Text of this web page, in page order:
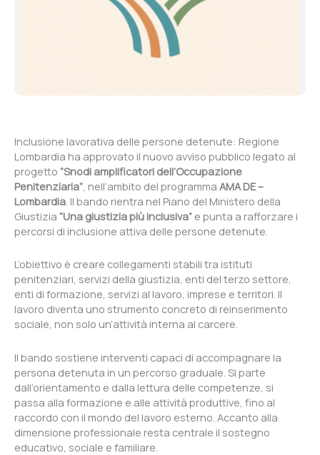
Inclusione lavorativa delle persone detenute: Regione
Lombardia ha approvato il nuovo avviso pubblico legato al
progetto “Snodi amplificatori dell’Occupazione
Penitenziaria” , nell’ambito del programma AMA DE –
Lombardia . Il bando rientra nel Piano del Ministero della
Giustizia “Una giustizia più inclusiva” e punta a rafforzare i
percorsi di inclusione attiva delle persone detenute.
L’obiettivo è creare collegamenti stabili tra istituti
penitenziari, servizi della giustizia, enti del terzo settore,
enti di formazione, servizi al lavoro, imprese e territori. Il
lavoro diventa uno strumento concreto di reinserimento
sociale, non solo un’attività interna al carcere.
Il bando sostiene interventi capaci di accompagnare la
persona detenuta in un percorso graduale. Si parte
dall’orientamento e dalla lettura delle competenze, si
passa alla formazione e alle attività produttive, fino al
raccordo con il mondo del lavoro esterno. Accanto alla
dimensione professionale resta centrale il sostegno
educativo, sociale e familiare.